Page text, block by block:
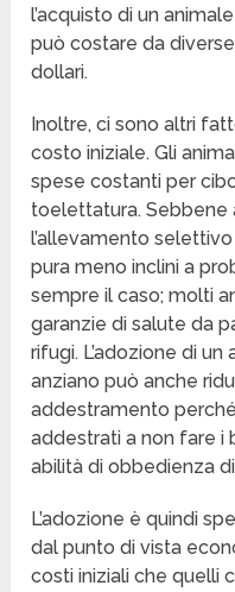
l’acquisto di un
può costare da
dollari.
Inoltre, ci sono altri
costo iniziale. Gli
spese costanti per
toelettatura. Sebbene
l’allevamento
pura meno inclini a
sempre il caso; molti
garanzie di salute da
rifugi. L’adozione di
anziano può anche
addestramento
addestrati a non fare i
abilità di obbedienza
L’adozione è quindi
dal punto di vista
costi iniziali che quelli